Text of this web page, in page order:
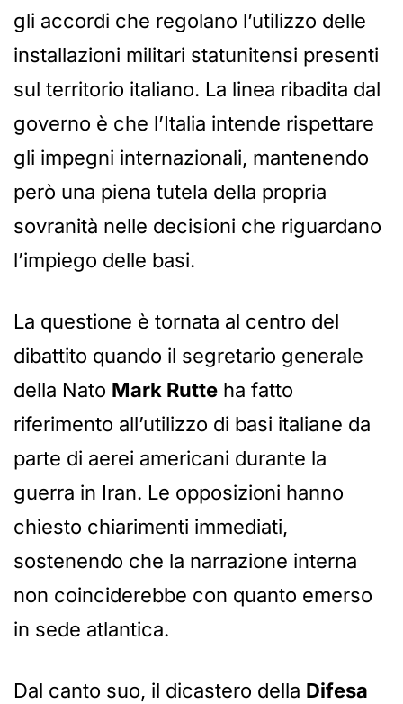
gli accordi che regolano l’utilizzo delle
installazioni militari statunitensi presenti
sul territorio italiano. La linea ribadita dal
governo è che l’Italia intende rispettare
gli impegni internazionali, mantenendo
però una piena tutela della propria
sovranità nelle decisioni che riguardano
l’impiego delle basi.
La questione è tornata al centro del
dibattito quando il segretario generale
della Nato Mark Rutte ha fatto
riferimento all’utilizzo di basi italiane da
parte di aerei americani durante la
guerra in Iran. Le opposizioni hanno
chiesto chiarimenti immediati,
sostenendo che la narrazione interna
non coinciderebbe con quanto emerso
in sede atlantica.
Dal canto suo, il dicastero della Difesa